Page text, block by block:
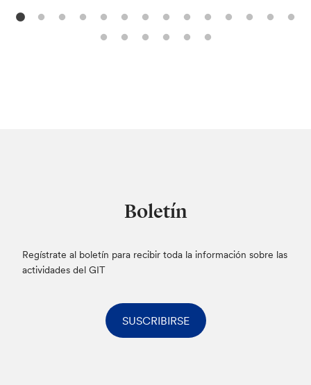
Boletín
Regístrate al boletín para recibir toda la información sobre las
actividades del GIT
SUSCRIBIRSE